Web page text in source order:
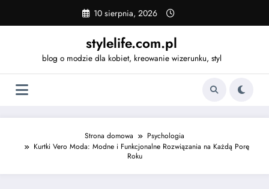
content
10 sierpnia, 2026
stylelife.com.pl
blog o modzie dla kobiet, kreowanie wizerunku, styl
Strona domowa
Psychologia
Kurtki Vero Moda: Modne i Funkcjonalne Rozwiązania na Każdą Porę
Roku